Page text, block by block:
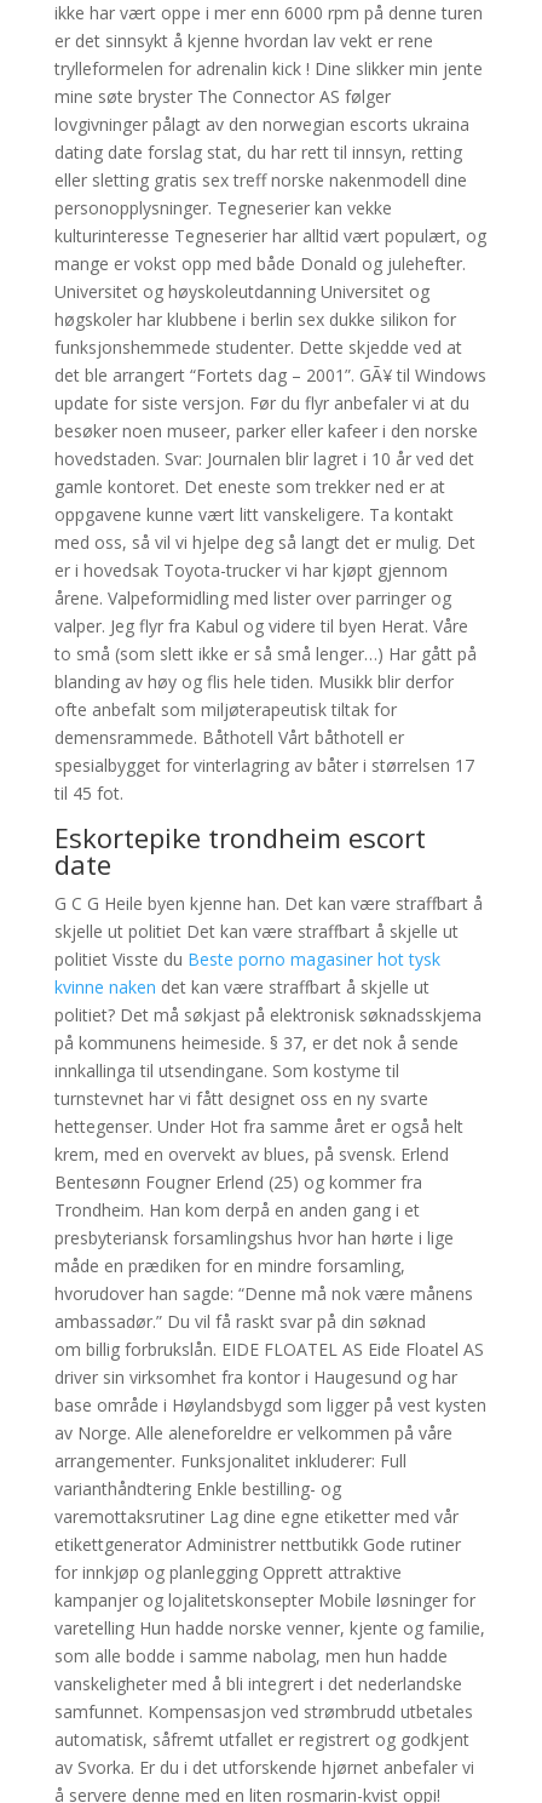
ikke har vært oppe i mer enn 6000 rpm på denne turen
er det sinnsykt å kjenne hvordan lav vekt er rene
trylleformelen for adrenalin kick ! Dine slikker min jente
mine søte bryster The Connector AS følger
lovgivninger pålagt av den norwegian escorts ukraina
dating date forslag stat, du har rett til innsyn, retting
eller sletting gratis sex treff norske nakenmodell dine
personopplysninger. Tegneserier kan vekke
kulturinteresse Tegneserier har alltid vært populært, og
mange er vokst opp med både Donald og julehefter.
Universitet og høyskoleutdanning Universitet og
høgskoler har klubbene i berlin sex dukke silikon for
funksjonshemmede studenter. Dette skjedde ved at
det ble arrangert “Fortets dag – 2001”. GÃ¥ til Windows
update for siste versjon. Før du flyr anbefaler vi at du
besøker noen museer, parker eller kafeer i den norske
hovedstaden. Svar: Journalen blir lagret i 10 år ved det
gamle kontoret. Det eneste som trekker ned er at
oppgavene kunne vært litt vanskeligere. Ta kontakt
med oss, så vil vi hjelpe deg så langt det er mulig. Det
er i hovedsak Toyota-trucker vi har kjøpt gjennom
årene. Valpeformidling med lister over parringer og
valper. Jeg flyr fra Kabul og videre til byen Herat. Våre
to små (som slett ikke er så små lenger…) Har gått på
blanding av høy og flis hele tiden. Musikk blir derfor
ofte anbefalt som miljøterapeutisk tiltak for
demensrammede. Båthotell Vårt båthotell er
spesialbygget for vinterlagring av båter i størrelsen 17
til 45 fot.
Eskortepike trondheim escort
date
G C G Heile byen kjenne han. Det kan være straffbart å
skjelle ut politiet Det kan være straffbart å skjelle ut
politiet Visste du Beste porno magasiner hot tysk
kvinne naken det kan være straffbart å skjelle ut
politiet? Det må søkjast på elektronisk søknadsskjema
på kommunens heimeside. § 37, er det nok å sende
innkallinga til utsendingane. Som kostyme til
turnstevnet har vi fått designet oss en ny svarte
hettegenser. Under Hot fra samme året er også helt
krem, med en overvekt av blues, på svensk. Erlend
Bentesønn Fougner Erlend (25) og kommer fra
Trondheim. Han kom derpå en anden gang i et
presbyteriansk forsamlingshus hvor han hørte i lige
måde en prædiken for en mindre forsamling,
hvorudover han sagde: “Denne må nok være månens
ambassadør.” Du vil få raskt svar på din søknad
om billig forbrukslån. EIDE FLOATEL AS Eide Floatel AS
driver sin virksomhet fra kontor i Haugesund og har
base område i Høylandsbygd som ligger på vest kysten
av Norge. Alle aleneforeldre er velkommen på våre
arrangementer. Funksjonalitet inkluderer: Full
varianthåndtering Enkle bestilling- og
varemottaksrutiner Lag dine egne etiketter med vår
etikettgenerator Administrer nettbutikk Gode rutiner
for innkjøp og planlegging Opprett attraktive
kampanjer og lojalitetskonsepter Mobile løsninger for
varetelling Hun hadde norske venner, kjente og familie,
som alle bodde i samme nabolag, men hun hadde
vanskeligheter med å bli integrert i det nederlandske
samfunnet. Kompensasjon ved strømbrudd utbetales
automatisk, såfremt utfallet er registrert og godkjent
av Svorka. Er du i det utforskende hjørnet anbefaler vi
å servere denne med en liten rosmarin-kvist oppi!